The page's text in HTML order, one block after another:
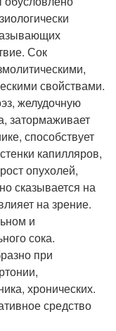
Сок
свойствами.
желудочную
затормаживает
способствует
капилляров,
опухолей,
сказывается на
на зрение.
и
сока.
при
хронических.
средство